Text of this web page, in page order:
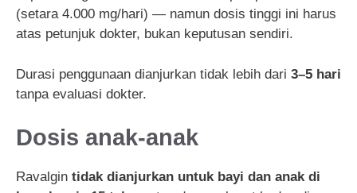
(setara 4.000 mg/hari) — namun dosis tinggi ini harus
atas petunjuk dokter, bukan keputusan sendiri.
Durasi penggunaan dianjurkan tidak lebih dari 3–5 hari
tanpa evaluasi dokter.
Dosis anak-anak
Ravalgin tidak dianjurkan untuk bayi dan anak di